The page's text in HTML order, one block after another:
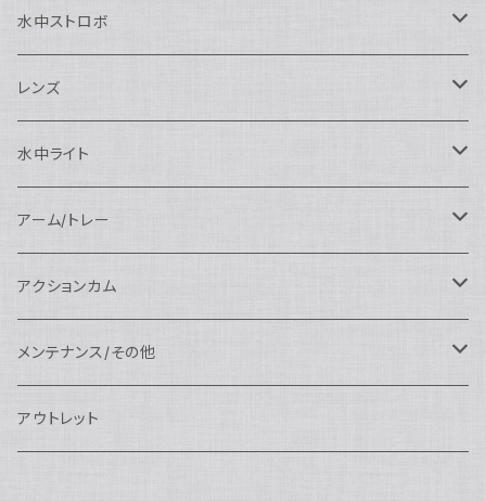
SEA&SEA
Nauticam
SEA&SEA
Sony用
Nautciam
SEA&SEA
OM SYSTEM用
Nauticam
AOI
Panasonic用
Nauticam
FUJIFILM用
Nauticam
Nauticam
Nikon用
Canon用
SEA&SEA
Sony用
AOI
N120ドームポート
N120マクロポート
N100エクステンションリング
N100マウントコンバーター
SEA&SEA
ドームポート
マクロポート
AOI
ドームポート
フラットポート
FIX
アクセサリー
Athena
ドームポート
AOI
OM SYSTEM用
Nauticam
SEA&SEA
水中ストロボ
SEA&SEA
アクセサリー
AOI
アクセサリー
アクセサリー
weefine
アクセサリー
レンズ
マクロコンバージョンレンズ
Nauticam
AOI
ワイドコンバージョンレンズ
Nauticam
AOI
ワイドアングルコンバージョンポート
Nauticam
レンズオプション
AOI
水中ライト
大光量 3000ルーメン以上
リングライト
FIX
オプション
weefine
アーム/トレー
アーム
SEA&SEA
Nauticam
フロートアーム
Nauticam
クランプ
アクションカム
レンズ
AOI
グリップ/トレー/アーム
メンテナンス/その他
SEA&SEA
アウトレット